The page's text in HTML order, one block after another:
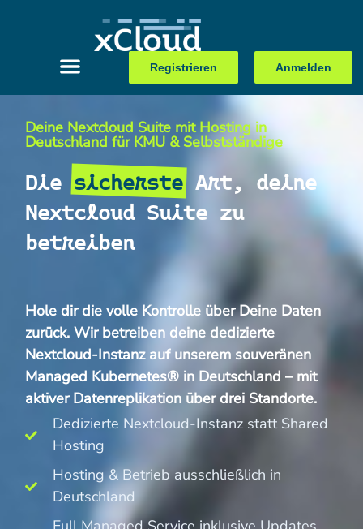
Registrieren Anmelden
Deine Nextcloud Suite mit Hosting in
Deutschland für KMU & Selbstständige
DiesichersteArt, deine
Nextcloud Suite zu
betreiben
Hole dir die volle Kontrolle über Deine Daten
zurück. Wir betreiben deine dedizierte
Nextcloud-Instanz auf unserem souveränen
Managed Kubernetes® in Deutschland – mit
aktiver Datenreplikation über drei Standorte.
Dedizierte Nextcloud-Instanz statt Shared
Hosting
Hosting & Betrieb ausschließlich in
Deutschland